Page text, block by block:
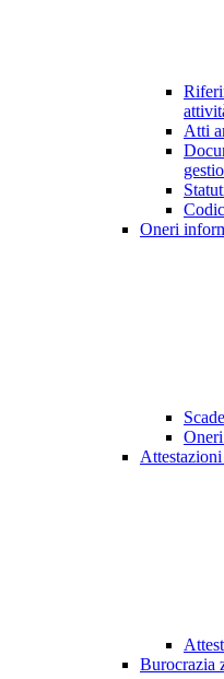
Atti
Oneri
Burocrazia